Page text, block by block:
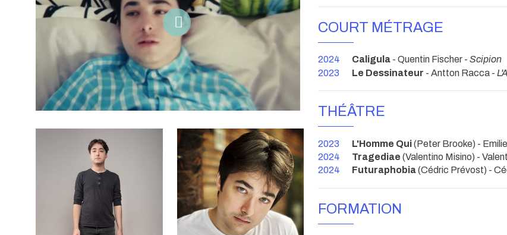
COURT MÉTRAGE
2024 Caligula - Quentin Fischer - Scipion
2023
Le Dessinateur - Antton Racca -
THÉÂTRE
2023 L'Homme Qui(Peter Brooke) -
2024
Tragediae (Valentino Misino) -
2024
Futuraphobia(Cédric Prévost) -
FORMATION